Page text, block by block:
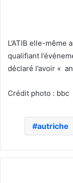
L’ATIB elle-même
qualifiant
déclaré l’avoir «
Crédit photo : bbc
autriche